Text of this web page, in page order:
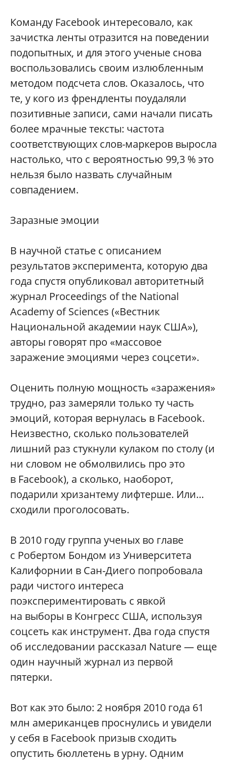
Команду Facebook интересовало, как
зачистка ленты отразится на поведении
подопытных, и для этого ученые снова
воспользовались своим излюбленным
методом подсчета слов. Оказалось, что
те, у кого из френдленты поудаляли
позитивные записи, сами начали писать
более мрачные тексты: частота
соответствующих слов-маркеров выросла
настолько, что с вероятностью 99,3 % это
нельзя было назвать случайным
совпадением.
Заразные эмоции
В научной статье с описанием
результатов эксперимента, которую два
года спустя опубликовал авторитетный
журнал Proceedings of the National
Academy of Sciences («Вестник
Национальной академии наук США»),
авторы говорят про «массовое
заражение эмоциями через соцсети».
Оценить полную мощность «заражения»
трудно, раз замеряли только ту часть
эмоций, которая вернулась в Facebook.
Неизвестно, сколько пользователей
лишний раз стукнули кулаком по столу (и
ни словом не обмолвились про это
в Facebook), а сколько, наоборот,
подарили хризантему лифтерше. Или…
сходили проголосовать.
В 2010 году группа ученых во главе
с Робертом Бондом из Университета
Калифорнии в Сан-Диего попробовала
ради чистого интереса
поэкспериментировать с явкой
на выборы в Конгресс США, используя
соцсеть как инструмент. Два года спустя
об исследовании рассказал Nature — еще
один научный журнал из первой
пятерки.
Вот как это было: 2 ноября 2010 года 61
млн американцев проснулись и увидели
у себя в Facebook призыв сходить
опустить бюллетень в урну. Одним